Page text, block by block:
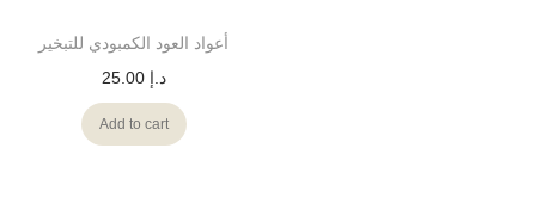
أعواد العود الكمبودي للتبخير
د.إ 25.00
Add to cart